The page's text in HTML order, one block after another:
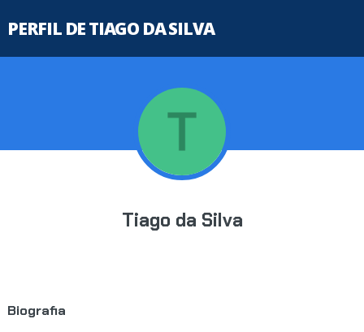
PERFIL DE TIAGO DA SILVA
Tiago da Silva
Biografia